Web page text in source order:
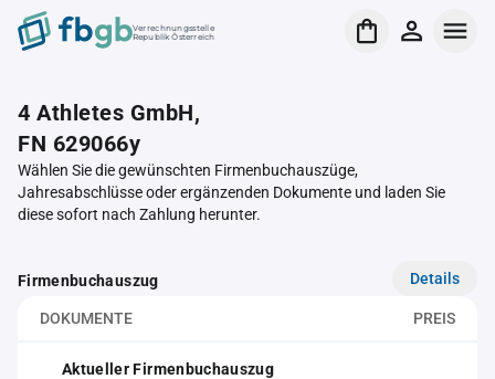
Verrechnungsstelle
Republik Österreich
4 Athletes GmbH,
FN 629066y
Wählen Sie die gewünschten Firmenbuchauszüge,
Jahresabschlüsse oder ergänzenden Dokumente und laden Sie
diese sofort nach Zahlung herunter.
Firmenbuchauszug Details
DOKUMENTE PREIS
Aktueller Firmenbuchauszug